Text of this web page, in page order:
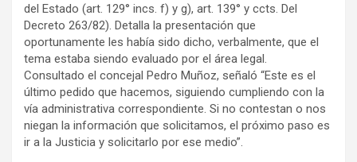
del Estado (art. 129° incs. f) y g), art. 139° y ccts. Del
Decreto 263/82). Detalla la presentación que
oportunamente les había sido dicho, verbalmente, que el
tema estaba siendo evaluado por el área legal.
Consultado el concejal Pedro Muñoz, señaló “Este es el
último pedido que hacemos, siguiendo cumpliendo con la
vía administrativa correspondiente. Si no contestan o nos
niegan la información que solicitamos, el próximo paso es
ir a la Justicia y solicitarlo por ese medio”.